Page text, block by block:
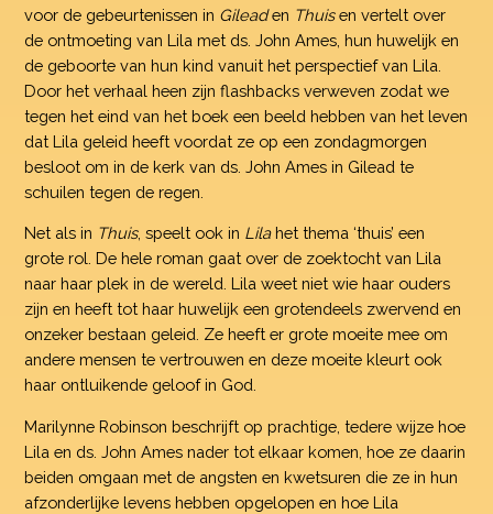
voor de gebeurtenissen in Gileaden Thuisen vertelt over
de ontmoeting van Lila met ds. John Ames, hun huwelijk en
de geboorte van hun kind vanuit het perspectief van Lila.
Door het verhaal heen zijn flashbacks verweven zodat we
tegen het eind van het boek een beeld hebben van het leven
dat Lila geleid heeft voordat ze op een zondagmorgen
besloot om in de kerk van ds. John Ames in Gilead te
schuilen tegen de regen.
Net als in Thuis, speelt ook in Lilahet thema ‘thuis’ een
grote rol. De hele roman gaat over de zoektocht van Lila
naar haar plek in de wereld. Lila weet niet wie haar ouders
zijn en heeft tot haar huwelijk een grotendeels zwervend en
onzeker bestaan geleid. Ze heeft er grote moeite mee om
andere mensen te vertrouwen en deze moeite kleurt ook
haar ontluikende geloof in God.
Marilynne Robinson beschrijft op prachtige, tedere wijze hoe
Lila en ds. John Ames nader tot elkaar komen, hoe ze daarin
beiden omgaan met de angsten en kwetsuren die ze in hun
afzonderlijke levens hebben opgelopen en hoe Lila